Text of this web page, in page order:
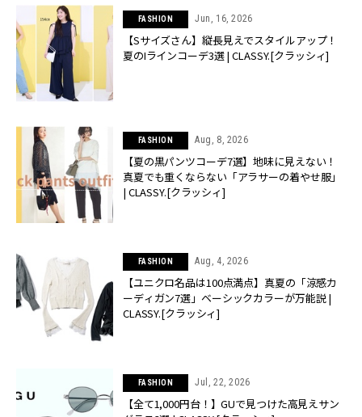
FASHION Jun, 16, 2026
【Sサイズさん】縦長見えでスタイルアップ！
夏のIラインコーデ3選 | CLASSY.[クラッシィ]
FASHION Aug, 8, 2026
【夏の黒パンツコーデ7選】地味に見えない！
真夏でも重くならない「アラサーの着やせ服」
| CLASSY.[クラッシィ]
FASHION Aug, 4, 2026
【ユニクロ名品は100点満点】真夏の「涼感カ
ーディガン7選」ベーシックカラーが万能説 |
CLASSY.[クラッシィ]
FASHION Jul, 22, 2026
【全て1,000円台！】GUで見つけた高見えサン